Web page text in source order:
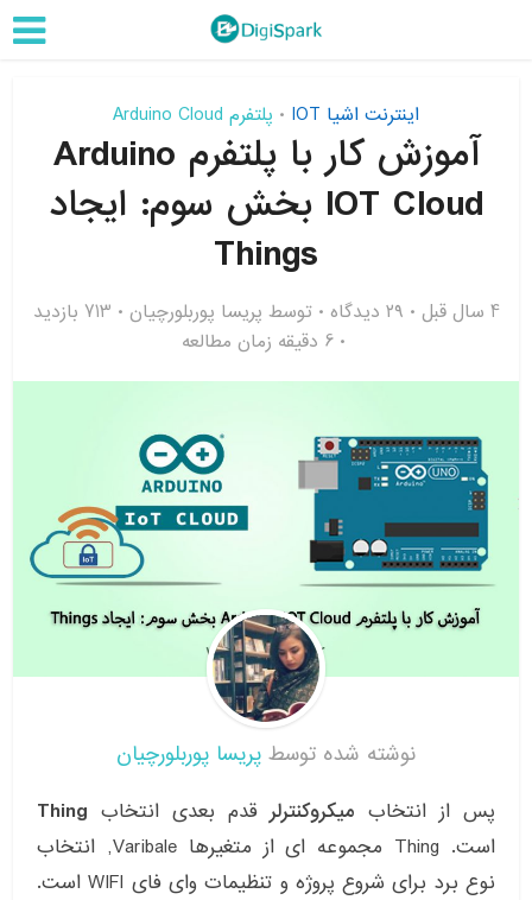
اینترنت اشیا IOT • پلتفرم Arduino Cloud
آموزش کار با پلتفرم Arduino
IOT Cloud بخش سوم: ایجاد
Things
4 سال قبل ۲۹ دیدگاه توسط پریسا پوربلورچیان
713 بازدید
6 دقیقه زمان مطالعه
نوشته شده توسط پریسا پوربلورچیان
پس از انتخاب میکروکنترلر قدم بعدی انتخاب Thing
است. Thing مجموعه ای از متغیرها Varibale, انتخاب
نوع برد برای شروع پروژه و تنظیمات وای فای WIFI است.